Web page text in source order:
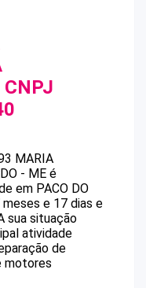
CNPJ
MARIA
- ME é
em PACO DO
meses e 17 dias e
sua situação
atividade
de
motores